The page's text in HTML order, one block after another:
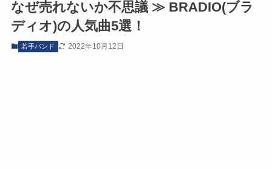
なぜ売れないか不思議 ≫ BRADIO(ブラ
ディオ)の人気曲5選！
若手バンド 2022年10月12日